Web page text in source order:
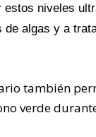
estos niveles
de algas y a
también
verde